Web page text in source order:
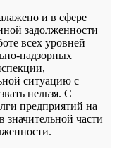
и в сфере
задолженности
всех уровней
надзорных
ситуацию с
нельзя. С
предприятий на
части